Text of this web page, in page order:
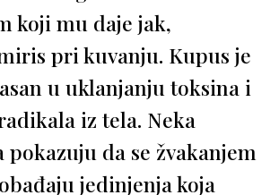
koji mu daje jak,
pri kuvanju. Kupus je
u uklanjanju toksina i
iz tela. Neka
pokazuju da se žvakanjem
jedinjenja koja